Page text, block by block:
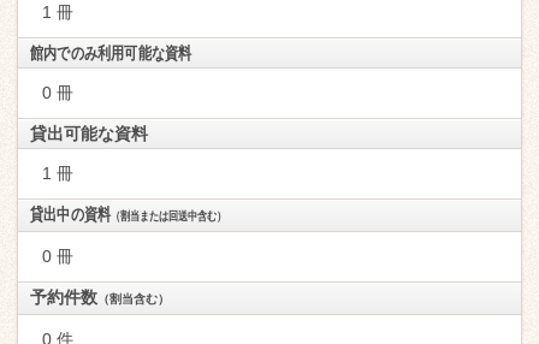
1 冊
館内でのみ利用可能な資料
0 冊
貸出可能な資料
1 冊
貸出中の資料（割当または回送中含む）
0 冊
予約件数 （割当含む）
0 件